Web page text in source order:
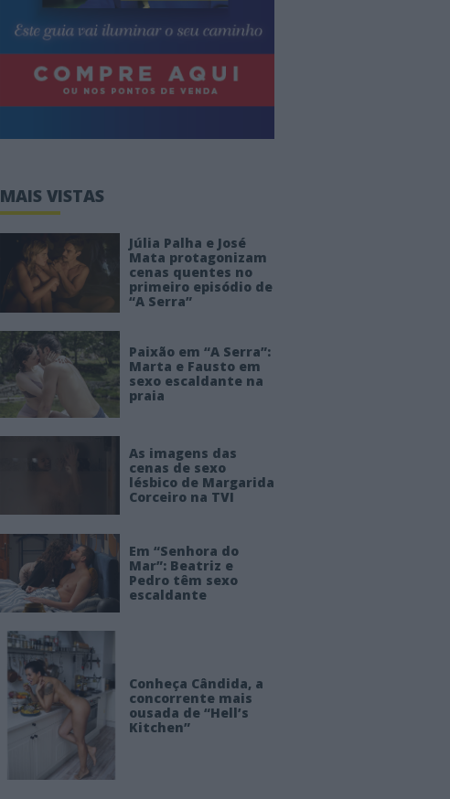
MAIS VISTAS
Júlia Palha e José
Mata protagonizam
cenas quentes no
primeiro episódio de
“A Serra”
Paixão em “A Serra”:
Marta e Fausto em
sexo escaldante na
praia
As imagens das
cenas de sexo
lésbico de Margarida
Corceiro na TVI
Em “Senhora do
Mar”: Beatriz e
Pedro têm sexo
escaldante
Conheça Cândida, a
concorrente mais
ousada de “Hell’s
Kitchen”